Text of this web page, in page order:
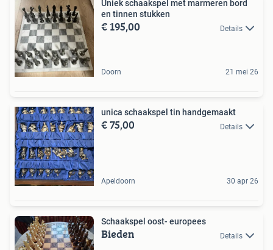
Uniek schaakspel met marmeren bord
en tinnen stukken
€ 195,00 Details
Doorn 21 mei 26
unica schaakspel tin handgemaakt
€ 75,00 Details
Apeldoorn 30 apr 26
Schaakspel oost- europees
Bieden Details